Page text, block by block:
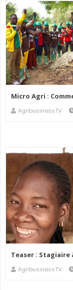
Micro Agri :
AgribusinessTV
Teaser : Stagiaire
AgribusinessTV